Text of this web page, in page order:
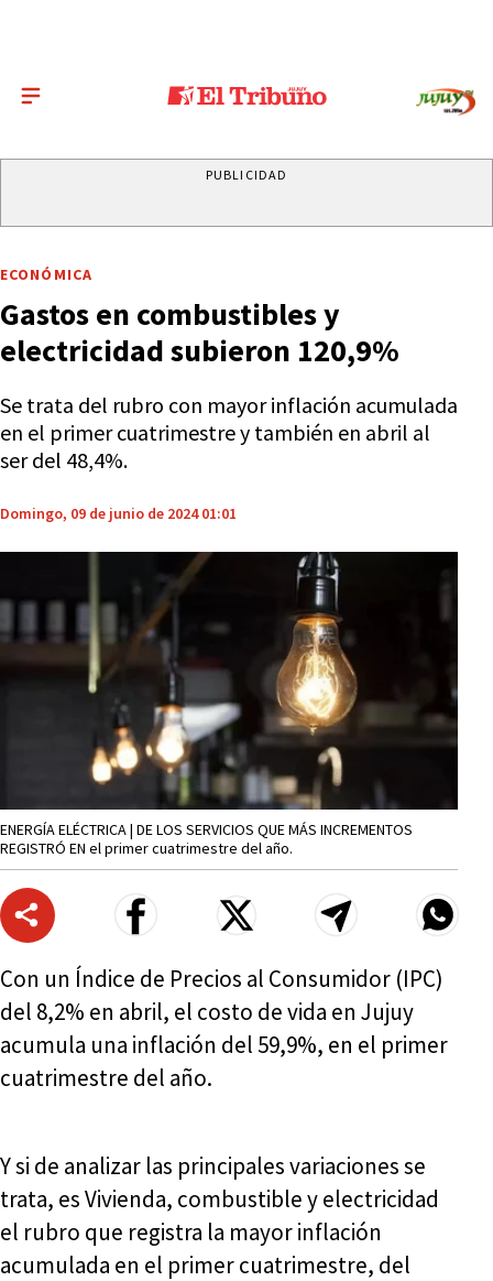
PUBLICIDAD
ECONÓMICA
Gastos en combustibles y
electricidad subieron 120,9%
Se trata del rubro con mayor inflación acumulada
en el primer cuatrimestre y también en abril al
ser del 48,4%.
Domingo, 09 de junio de 2024 01:01
ENERGÍA ELÉCTRICA | DE LOS SERVICIOS QUE MÁS INCREMENTOS
REGISTRÓ EN el primer cuatrimestre del año.
Con un Índice de Precios al Consumidor (IPC)
del 8,2% en abril, el costo de vida en Jujuy
acumula una inflación del 59,9%, en el primer
cuatrimestre del año.
Y si de analizar las principales variaciones se
trata, es Vivienda, combustible y electricidad
el rubro que registra la mayor inflación
acumulada en el primer cuatrimestre, del